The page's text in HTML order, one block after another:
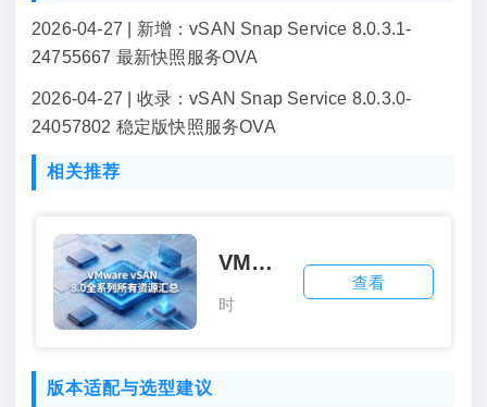
2026-04-27 | 新增：vSAN Snap Service 8.0.3.1-
24755667 最新快照服务OVA
2026-04-27 | 收录：vSAN Snap Service 8.0.3.0-
24057802 稳定版快照服务OVA
相关推荐
VMware vSAN 8.0全系列所有资源汇总
时
查看
版本适配与选型建议